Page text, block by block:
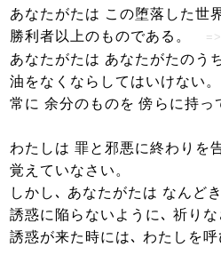
あなたがたは この堕落した世
勝利者以上のものである。
あなたがたは あなたがたのう
油をなくならしてはいけない。
常に 余分のものを 傍らに持っ
わたしは 罪と邪悪に終わりを
覚えていなさい。
しかし､ あなたがたは なんど
誘惑に陥らないように､ 祈りな
誘惑が来た時には､ わたしを呼